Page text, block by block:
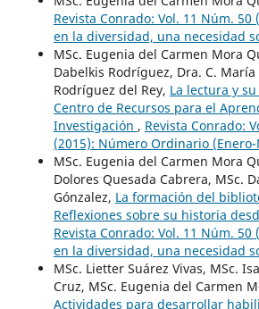
Revista Conrado: Vol. 11 Núm. 50
en la diversidad, una necesidad
MSc. Eugenia del Carmen Mora
Dabelkis Rodríguez, Dra. C.
Rodríguez del Rey, La lectura y
Centro de Recursos para el
Investigación , Revista Conrado:
(2015): Número Ordinario
MSc. Eugenia del Carmen Mora
Dolores Quesada Cabrera, MSc.
Gónzalez, La formación del
Reflexiones sobre su historia
Revista Conrado: Vol. 11 Núm. 50
en la diversidad, una necesidad
MSc. Lietter Suárez Vivas, MSc.
Cruz, MSc. Eugenia del Carmen
Actividades para desarrollar